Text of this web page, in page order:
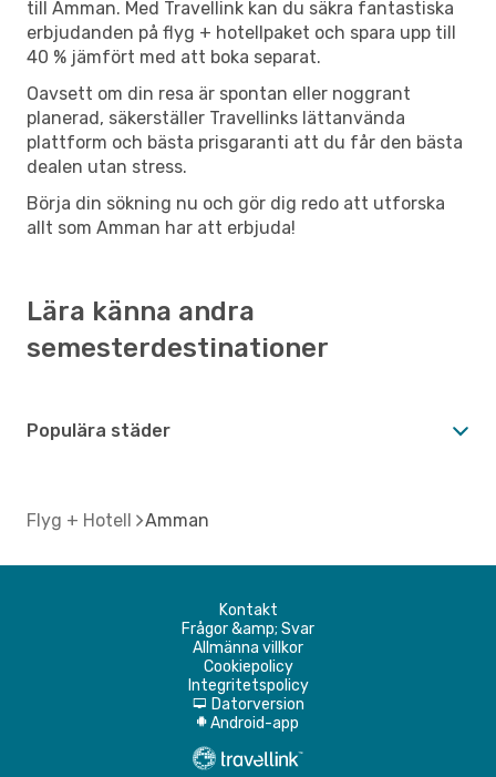
till Amman. Med Travellink kan du säkra fantastiska
erbjudanden på flyg + hotellpaket och spara upp till
40 % jämfört med att boka separat.
Oavsett om din resa är spontan eller noggrant
planerad, säkerställer Travellinks lättanvända
plattform och bästa prisgaranti att du får den bästa
dealen utan stress.
Börja din sökning nu och gör dig redo att utforska
allt som Amman har att erbjuda!
Lära känna andra
semesterdestinationer
Populära städer
Flyg + Hotell Amman
Kontakt
Frågor &amp; Svar
Allmänna villkor
Cookiepolicy
Integritetspolicy
d Datorversion
A Android-app